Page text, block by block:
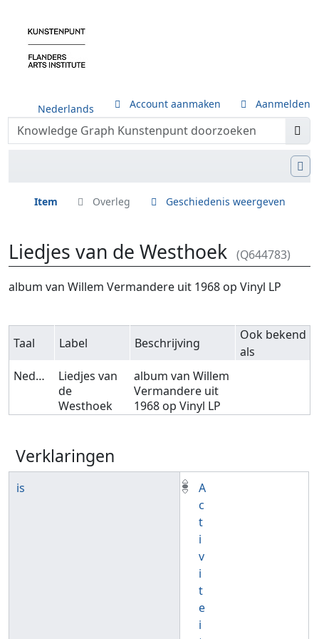
Nederlands Account aanmaken Aanmelden
Item Overleg Geschiedenis weergeven
Liedjes van de Westhoek (Q644783)
Ga naar:navigatie,zoeken
album van Willem Vermandere uit 1968 op Vinyl LP
Taal Label Beschrijving
Ook bekend
als
Nederlands
Liedjes van
de
Westhoek
album van Willem
Vermandere uit
1968 op Vinyl LP
Verklaringen
is
A
c
t
i
v
i
t
e
i